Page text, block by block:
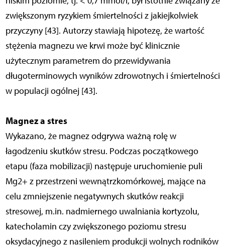
zwiększonym ryzykiem śmiertelności z jakiejkolwiek
przyczyny [43]. Autorzy stawiają hipotezę, że wartość
stężenia magnezu we krwi może być klinicznie
użytecznym parametrem do przewidywania
długoterminowych wyników zdrowotnych i śmiertelności
w populacji ogólnej [43].
Magnez a stres
Wykazano, że magnez odgrywa ważną rolę w
łagodzeniu skutków stresu. Podczas początkowego
etapu (faza mobilizacji) następuje uruchomienie puli
Mg2+ z przestrzeni wewnątrzkomórkowej, mające na
celu zmniejszenie negatywnych skutków reakcji
stresowej, m.in. nadmiernego uwalniania kortyzolu,
katecholamin czy zwiększonego poziomu stresu
oksydacyjnego z nasileniem produkcji wolnych rodników